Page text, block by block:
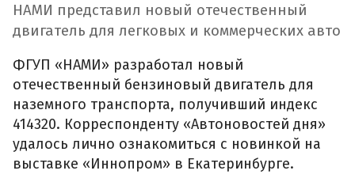
НАМИ представил новый отечественный
двигатель для легковых и коммерческих авто
ФГУП «НАМИ» разработал новый
отечественный бензиновый двигатель для
наземного транспорта, получивший индекс
414320. Корреспонденту «Автоновостей дня»
удалось лично ознакомиться с новинкой на
выставке «Иннопром» в Екатеринбурге.